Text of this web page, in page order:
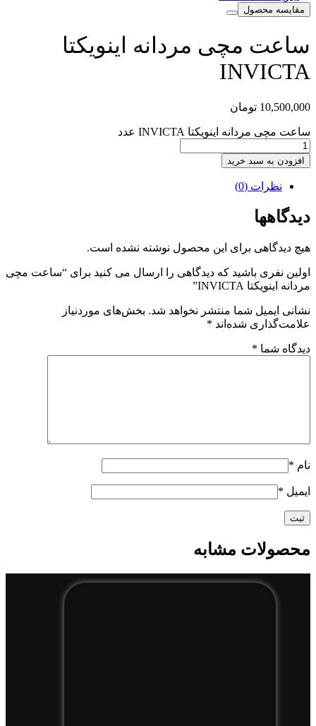
مقایسه محصول
ساعت مچی مردانه اینویکتا
INVICTA
10,500,000 تومان
ساعت مچی مردانه اینویکتا INVICTA عدد
افزودن به سبد خرید
نظرات (0)
دیدگاهها
هیچ دیدگاهی برای این محصول نوشته نشده است.
اولین نفری باشید که دیدگاهی را ارسال می کنید برای “ساعت مچی
مردانه اینویکتا INVICTA”
نشانی ایمیل شما منتشر نخواهد شد. بخش‌های موردنیاز
علامت‌گذاری شده‌اند *
دیدگاه شما *
نام *
ایمیل *
محصولات مشابه